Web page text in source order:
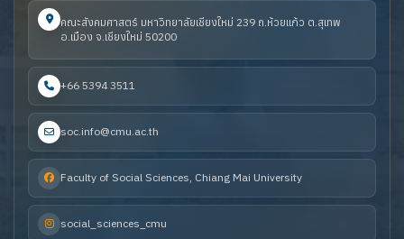
คณะสังคมศาสตร์ มหาวิทยาลัยเชียงใหม่ 239 ถ.ห้วยแก้ว ต.สุเทพ
อ.เมือง จ.เชียงใหม่ 50200
+66 5394 3511
soc.info@cmu.ac.th
Faculty of Social Sciences, Chiang Mai University
social_sciences_cmu